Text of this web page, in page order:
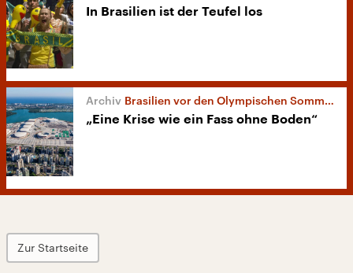
In Brasilien ist der Teufel los
Brasilien vor den Olympischen Sommerspielen
„Eine Krise wie ein Fass ohne Boden“
Zur Startseite